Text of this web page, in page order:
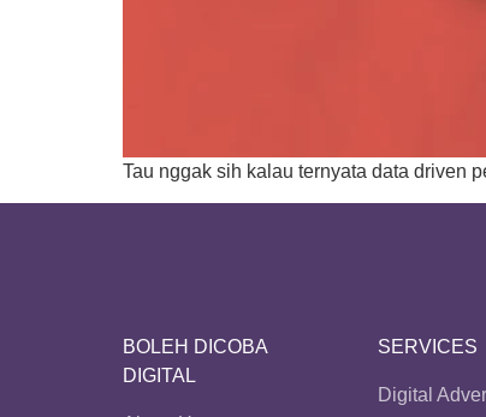
Tau nggak sih kalau ternyata data driven
BOLEH DICOBA
DIGITAL
SERVICES
Digital